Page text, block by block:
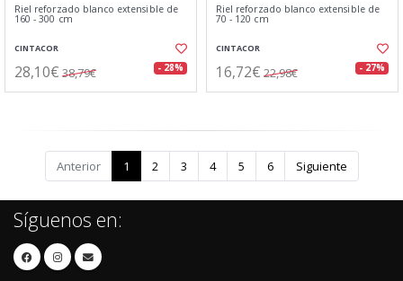
Riel reforzado blanco extensible de
160 - 300 cm
CINTACOR
28,10€ 38,79€ - 28%
Riel reforzado blanco extensible de
70 - 120 cm
CINTACOR
16,72€ 22,98€ - 27%
Anterior 1 2 3 4 5 6 Siguiente
Síguenos en: